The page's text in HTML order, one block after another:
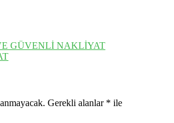
GÜVENLİ NAKLİYAT
Gerekli alanlar * ile